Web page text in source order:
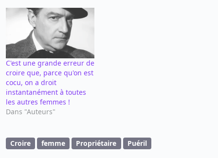
C'est une grande erreur de
croire que, parce qu'on est
cocu, on a droit
instantanément à toutes
les autres femmes !
Dans "Auteurs"
Croire femme Propriétaire Puéril